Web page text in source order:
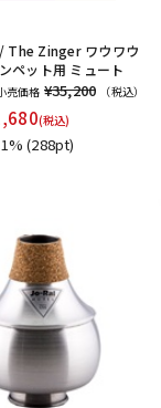
ンテージ
Francois Louis
Giardinelli
GR
HW iO
JM Lubricants
KING KOLBL
lefreQue
MB
MEYER
/ The Zinger ワウワウ
ペット用 ミュート
売価格 ¥35,200
（税込）
(税込)
1%(288pt)